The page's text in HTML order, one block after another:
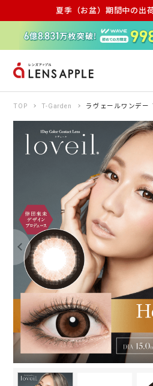
夏季（お盆）期間中の出
アキュビュー メダ
TOP T-Garden ラヴェールワンデー